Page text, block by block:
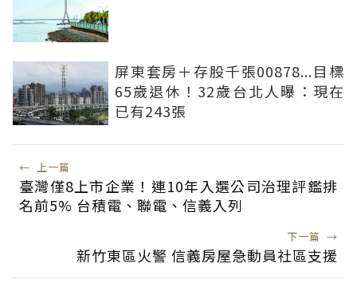
屏東套房＋存股千張00878...目標
65歲退休！32歲台北人曝：現在
已有243張
← 上一篇
臺灣僅8上市企業！連10年入選公司治理評鑑排
名前5% 台積電、聯電、信義入列
下一篇 →
新竹東區火警 信義房屋急動員社區支援